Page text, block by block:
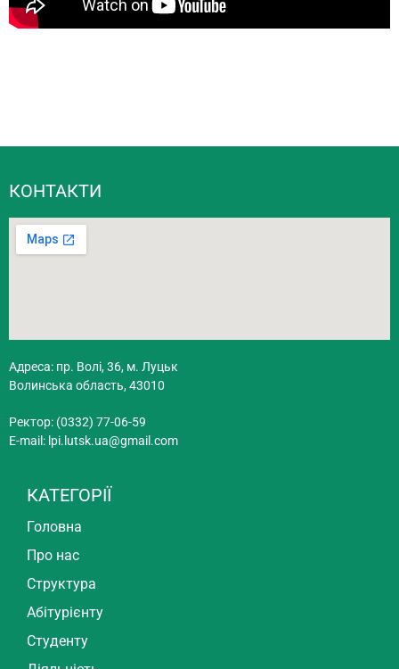
КОНТАКТИ
Адреса: пр. Волі, 36, м. Луцьк
Волинська область, 43010
Ректор: (0332) 77-06-59
E-mail: lpi.lutsk.ua@gmail.com
КАТЕГОРІЇ
Головна
Про нас
Структура
Абітурієнту
Студенту